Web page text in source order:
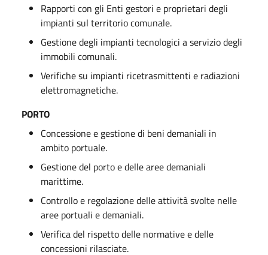
Rapporti con gli Enti gestori e proprietari degli
impianti sul territorio comunale.
Gestione degli impianti tecnologici a servizio degli
immobili comunali.
Verifiche su impianti ricetrasmittenti e radiazioni
elettromagnetiche.
PORTO
Concessione e gestione di beni demaniali in
ambito portuale.
Gestione del porto e delle aree demaniali
marittime.
Controllo e regolazione delle attività svolte nelle
aree portuali e demaniali.
Verifica del rispetto delle normative e delle
concessioni rilasciate.